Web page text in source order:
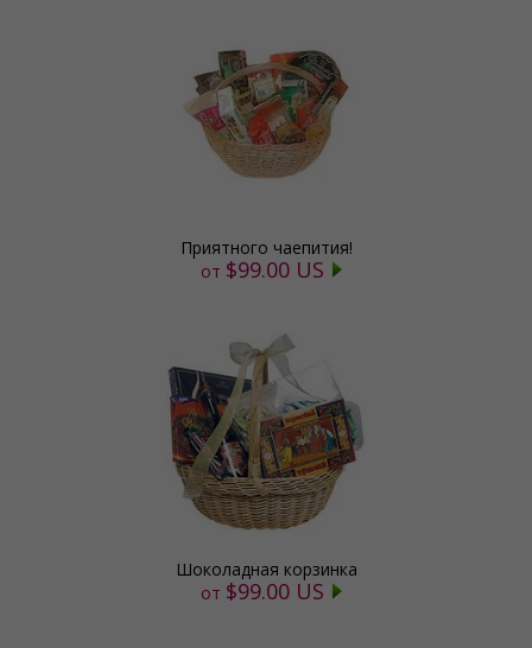
Приятного чаепития!
от $99.00 US
Шоколадная корзинка
от $99.00 US